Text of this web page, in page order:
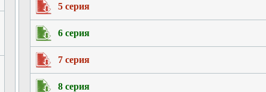
5 серия
6 серия
7 серия
8 серия